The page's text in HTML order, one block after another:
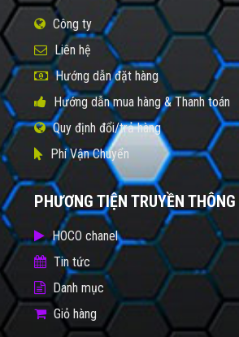
Công ty
Liên hệ
Hướng dẫn đặt hàng
Hướng dẫn mua hàng & Thanh toán
Quy định đổi/trả hàng
Phí Vận Chuyển
PHƯƠNG TIỆN TRUYỀN THÔNG
HOCO chanel
Tin tức
Danh mục
Giỏ hàng